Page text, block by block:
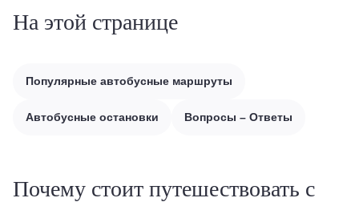
На этой странице
Популярные автобусные маршруты
Автобусные остановки Вопросы – Ответы
Почему стоит путешествовать с